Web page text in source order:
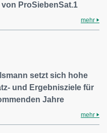
ProSiebenSat.1
mehr
setzt sich hohe
und Ergebnisziele für
Jahre
mehr